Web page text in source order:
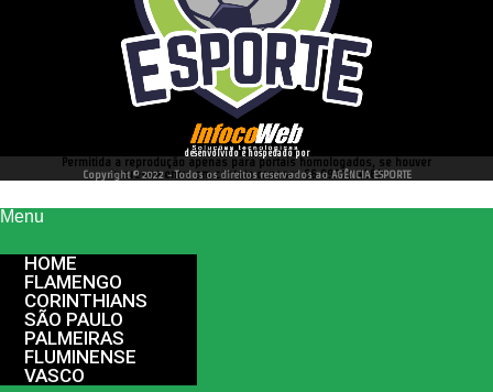
desenvolvido e hospedado por
Permitida a reprodução apenas para portais homologados, se houver
interesse entre em contato conosco 66 99977 4262
Copyright © 2022 - Todos os direitos reservados ao AGÊNCIA ESPORTE
Menu
HOME
FLAMENGO
CORINTHIANS
SÃO PAULO
PALMEIRAS
FLUMINENSE
VASCO